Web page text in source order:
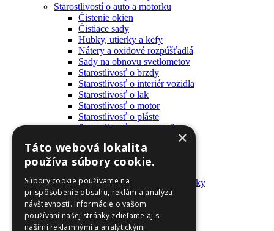
Starostlivostí o auto a motorku
Čistenie okien
Čistiace sady
Hubky, utierky a kefy
Nátery a oxidové rozpúšťadlá
Sady na obnovu svetlometov
Starostlivosť o brzdy
Starostlivosť o interiér vozidla
Starostlivosť o lak
Starostlivosť o motor
Starostlivosť o pláste
Starostlivosť o pneumatiky
Batohy a tašky
Kľúčenky
Oblečenie
Zmývateľné tetovačky a nálepky
Domáci majster a nástroje
Elektrické zapojenie
Časové spínače
Diferenciálne spínače
×
Táto webová lokalita
používa súbory cookie.
Súbory cookie používame na
prispôsobenie obsahu, reklám a analýzu
návštevnosti. Informácie o vašom
používaní našej stránky zdieľame aj s
našimi reklamnými a analytickými